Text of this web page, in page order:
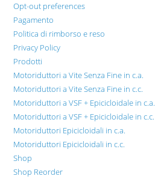
Opt-out preferences
Pagamento
Politica di rimborso e reso
Privacy Policy
Prodotti
Motoriduttori a Vite Senza Fine in c.a.
Motoriduttori a Vite Senza Fine in c.c.
Motoriduttori a VSF + Epicicloidale in c.a.
Motoriduttori a VSF + Epicicloidale in c.c.
Motoriduttori Epicicloidali in c.a.
Motoriduttori Epicicloidali in c.c.
Shop
Shop Reorder